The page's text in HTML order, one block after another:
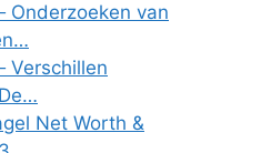
Onderzoeken van
Verschillen
Net Worth &